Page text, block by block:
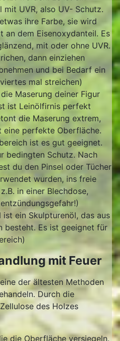
mit UVR, also UV- Schutz.
ihre Farbe, sie wird
an dem Eisenoxydanteil. Es
mit oder ohne UVR.
dann einziehen
und bei Bedarf ein
mal streichen)
Maserung deiner Figur
ist Leinölfirnis perfekt
die Maserung extrem,
perfekte Oberfläche.
ist es gut geeignet.
bedingten Schutz. Nach
du den Pinsel oder Tücher
wurden, ins freie
in einer Blechdose,
ist ein Skulpturenöl, das aus
besteht. Es ist geeignet für
mit Feuer
der ältesten Methoden
Durch die
des Holzes
die Oberfläche versiegeln.